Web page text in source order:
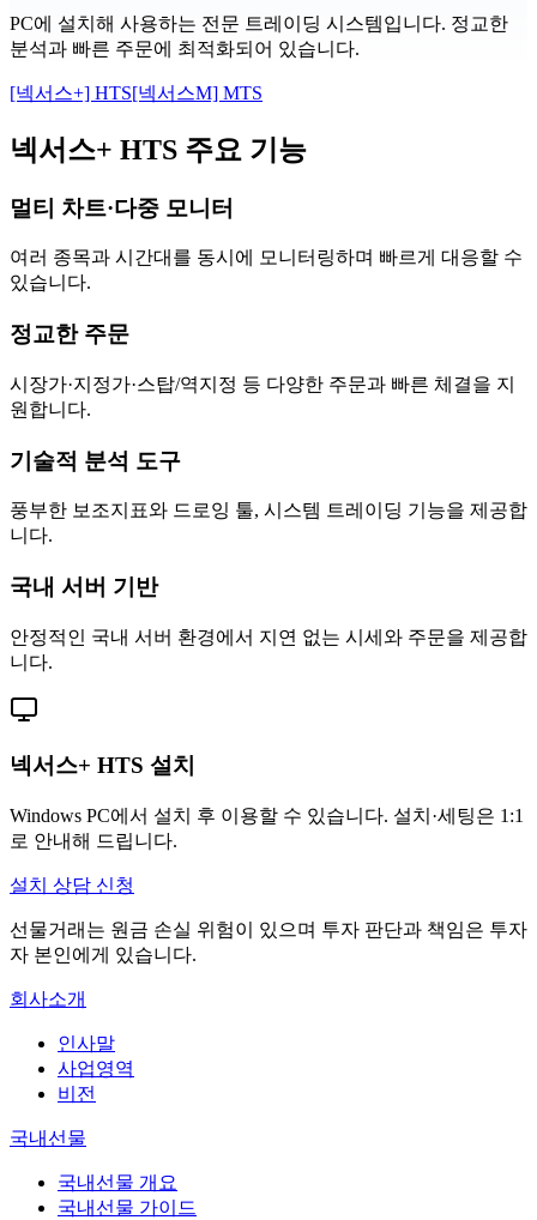
PC에 설치해 사용하는 전문 트레이딩 시스템입니다. 정교한
분석과 빠른 주문에 최적화되어 있습니다.
[넥서스+] HTS[넥서스M] MTS
넥서스+ HTS 주요 기능
멀티 차트·다중 모니터
여러 종목과 시간대를 동시에 모니터링하며 빠르게 대응할 수
있습니다.
정교한 주문
시장가·지정가·스탑/역지정 등 다양한 주문과 빠른 체결을 지
원합니다.
기술적 분석 도구
풍부한 보조지표와 드로잉 툴, 시스템 트레이딩 기능을 제공합
니다.
국내 서버 기반
안정적인 국내 서버 환경에서 지연 없는 시세와 주문을 제공합
니다.
넥서스+ HTS 설치
Windows PC에서 설치 후 이용할 수 있습니다. 설치·세팅은 1:1
로 안내해 드립니다.
설치 상담 신청
선물거래는 원금 손실 위험이 있으며 투자 판단과 책임은 투자
자 본인에게 있습니다.
회사소개
인사말
사업영역
비전
국내선물
국내선물 개요
국내선물 가이드